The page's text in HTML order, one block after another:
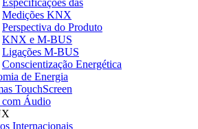
Especificações das
Medições KNX
Perspectiva do Produto
KNX e M-BUS
Ligações M-BUS
Conscientização Energética
de Energia
TouchScreen
Áudio
Internacionais